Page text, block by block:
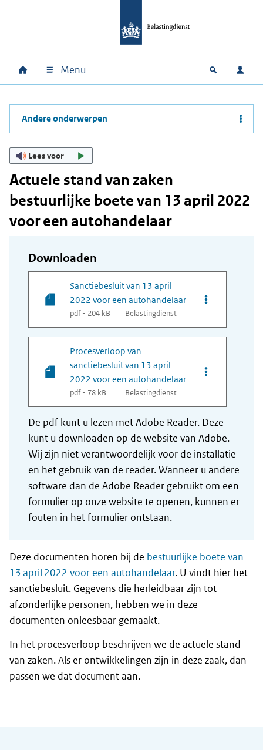
Hoofdnavigatie
Home Menu Open
Andere onderwerpen
Lees voor
Actuele stand van zaken
bestuurlijke boete van 13 april 2022
voor een autohandelaar
Downloaden
Sanctiebesluit van 13 april
2022 voor een autohandelaar
pdf - 204 kB Belastingdienst
Opties van
Procesverloop van
sanctiebesluit van 13 april
2022 voor een autohandelaar
pdf - 78 kB Belastingdienst
Opties van
De pdf kunt u lezen met Adobe Reader. Deze
kunt u downloaden op de website van Adobe.
Wij zijn niet verantwoordelijk voor de installatie
en het gebruik van de reader. Wanneer u andere
software dan de Adobe Reader gebruikt om een
formulier op onze website te openen, kunnen er
fouten in het formulier ontstaan.
Deze documenten horen bij de bestuurlijke boete van
13 april 2022 voor een autohandelaar. U vindt hier het
sanctiebesluit. Gegevens die herleidbaar zijn tot
afzonderlijke personen, hebben we in deze
documenten onleesbaar gemaakt.
In het procesverloop beschrijven we de actuele stand
van zaken. Als er ontwikkelingen zijn in deze zaak, dan
passen we dat document aan.